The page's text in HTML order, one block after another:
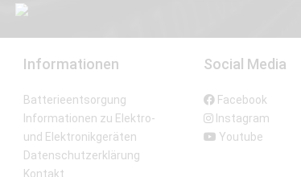
Informationen
Batterieentsorgung
Informationen zu Elektro-
und Elektronikgeräten
Datenschutzerklärung
Kontakt
Social Media
Facebook
Instagram
Youtube